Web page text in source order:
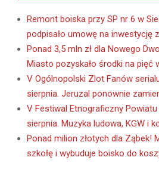
Remont boiska przy SP nr 6 w
podpisało umowę na inwestycję
Ponad 3,5 mln zł dla Nowego
Miasto pozyskało środki na pięć
V Ogólnopolski Zlot Fanów
sierpnia. Jeruzal ponownie
V Festiwal Etnograficzny
sierpnia. Muzyka ludowa, KGW i
Ponad milion złotych dla Ząbek!
szkołę i wybuduje boisko do